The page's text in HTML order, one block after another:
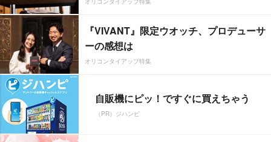
『VIVANT』限定ウオッチ、プロデューサ
ーの感想は
オリコンタイアップ特集
自販機にピッ！ですぐに買えちゃう
（PR）ジハンピ